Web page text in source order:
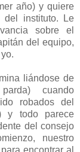
año) y quiere
del instituto. Le
sobre el
del equipo,
liándose de
cuando
robados del
y todo parece
del consejo
nuestro
encontrar al